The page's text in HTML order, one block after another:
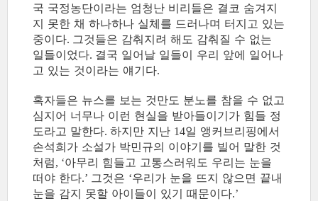
국 국정농단이라는 엄청난 비리들은 결코 숨겨지
지 못한 채 하나하나 실체를 드러나며 터지고 있는
중이다. 그것들은 감춰지려 해도 감춰질 수 없는
일들이었다. 결국 일어날 일들이 우리 앞에 일어나
고 있는 것이라는 얘기다.
혹자들은 뉴스를 보는 것만도 분노를 참을 수 없고
심지어 너무나 이런 현실을 받아들이기가 힘들 정
도라고 말한다. 하지만 지난 14일 앵커브리핑에서
손석희가 소설가 박민규의 이야기를 빌어 말한 것
처럼, ‘아무리 힘들고 고통스러워도 우리는 눈을
떠야 한다.’ 그것은 ‘우리가 눈을 뜨지 않으면 끝내
눈을 감지 못할 아이들이 있기 때문이다.’